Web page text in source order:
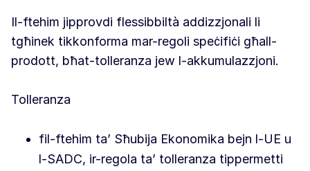
Il-ftehim jipprovdi flessibbiltà addizzjonali li
tgħinek tikkonforma mar-regoli speċifiċi għall-
prodott, bħat-tolleranza jew l-akkumulazzjoni.
Tolleranza
fil-ftehim ta’ Sħubija Ekonomika bejn l-UE u
l-SADC, ir-regola ta’ tolleranza tippermetti